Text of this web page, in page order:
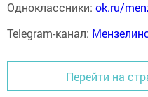
Одноклассники: ok.ru/
Telegram-канал:
Перейти на